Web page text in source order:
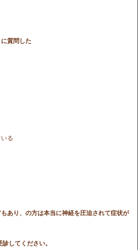
質問した
る
あり、の方は本当に神経を圧迫されて症状が
してください。